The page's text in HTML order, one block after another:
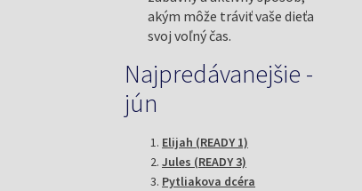
akým môže tráviť vaše dieťa
svoj voľný čas.
Najpredávanejšie -
jún
Elijah (READY 1)
Jules (READY 3)
Pytliakova dcéra